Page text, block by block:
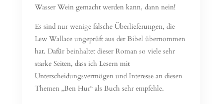
Wasser Wein gemacht werden kann, dann nein!
Es sind nur wenige falsche Überlieferungen, die
Lew Wallace ungeprüft aus der Bibel übernommen
hat. Dafür beinhaltet dieser Roman so viele sehr
starke Seiten, dass ich Lesern mit
Unterscheidungsvermögen und Interesse an diesen
Themen „Ben Hur“ als Buch sehr empfehle.